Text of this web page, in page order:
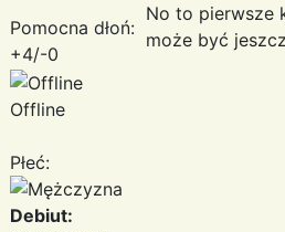
Pomocna dłoń:
+4/-0
Offline
Płeć:
Debiut:
No to pierwsze
może być